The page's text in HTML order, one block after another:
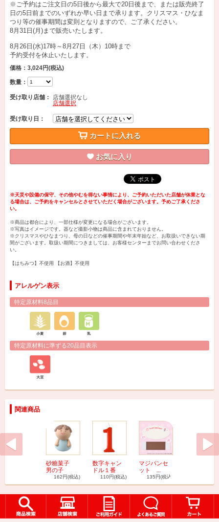
※ご予約はご注文日の5日後から最大で20日後まで、または販売終了
日の5日前までのいずれか早い日まで承ります。クリスマス・ひなま
つり等の催事期間は変則となりますので、ご了承ください。
8月31日(月)まで販売いたします。
8月26日(水)17時～8月27日（木）10時まで
予約受付を休止いたします。
価格：3,024円(税込)
数量：
受け取り店舗：
店舗選択なし
店舗選択
受け取り日：
カートに入れる
お気に入り
※天災や設備の保守、その他やむを得ない事情により、ご予約いただいた店舗が休業とな
る場合は、ご予約をキャンセルとさせていただく場合がございます。予めご了承くださ
い。
※商品は都合により、一部仕様が変更になる場合がございます。
※写真はイメージです。器など撮影小物は商品に含まれておりません。
※クリスマスやひなまつり、母の日などの催事期間や年末年始など、お取扱いできない期
間がございます。取扱い期間につきましては、お客様センターまでお問い合わせくださ
い。
【はちみつ】不使用 【お酒】不使用
アレルゲン表示
特定原材料8品目
特定原材料に準ずる20品目表示
関連商品
砂糖菓子
男の子
162円(税込)
数字キャン
ドル１番
110円(税込)
マジパンセ
ット ...
135円(税込)